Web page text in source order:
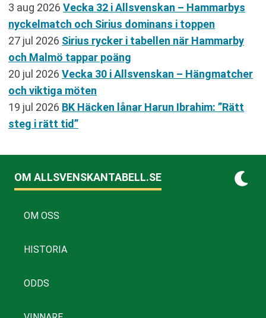
3 aug 2026 Vecka 32 i Allsvenskan – Hammarbys
nyckelmatch och Sirius dominans i toppen
27 jul 2026 Sirius rycker i tabellen när Hammarby
och Malmö tappar poäng
20 jul 2026 Vecka 30 i Allsvenskan – Hängmatcher
och viktiga möten
19 jul 2026 BK Häcken lånar Harun Ibrahim: ”Rätt
steg i rätt tid”
OM ALLSVENSKANTABELL.SE
OM OSS
HISTORIA
ODDS